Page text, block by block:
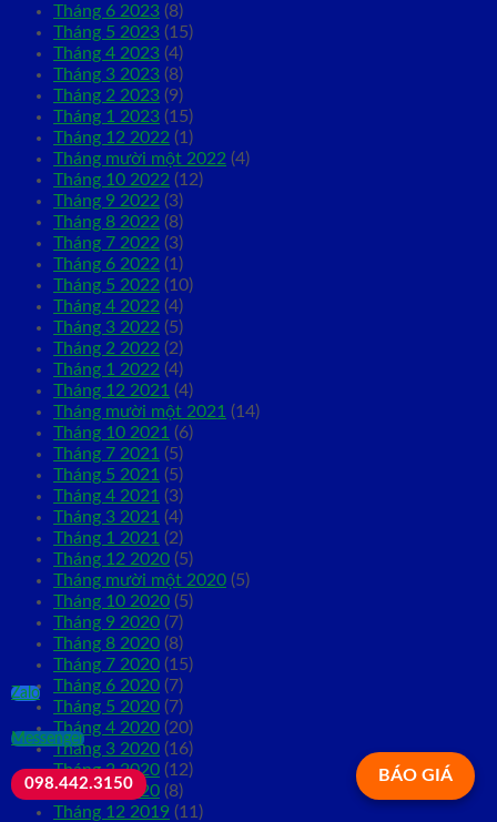
Tháng 6 2023 (8)
Tháng 5 2023 (15)
Tháng 4 2023 (4)
Tháng 3 2023 (8)
Tháng 2 2023 (9)
Tháng 1 2023 (15)
Tháng 12 2022 (1)
Tháng mười một 2022 (4)
Tháng 10 2022 (12)
Tháng 9 2022 (3)
Tháng 8 2022 (8)
Tháng 7 2022 (3)
Tháng 6 2022 (1)
Tháng 5 2022 (10)
Tháng 4 2022 (4)
Tháng 3 2022 (5)
Tháng 2 2022 (2)
Tháng 1 2022 (4)
Tháng 12 2021 (4)
Tháng mười một 2021 (14)
Tháng 10 2021 (6)
Tháng 7 2021 (5)
Tháng 5 2021 (5)
Tháng 4 2021 (3)
Tháng 3 2021 (4)
Tháng 1 2021 (2)
Tháng 12 2020 (5)
Tháng mười một 2020 (5)
Tháng 10 2020 (5)
Tháng 9 2020 (7)
Tháng 8 2020 (8)
Tháng 7 2020 (15)
Tháng 6 2020 (7)
Tháng 5 2020 (7)
Tháng 4 2020 (20)
Tháng 3 2020 (16)
Tháng 2 2020 (12)
Tháng 1 2020 (8)
Tháng 12 2019 (11)
BÁO GIÁ
Messenger
Zalo
098.442.3150